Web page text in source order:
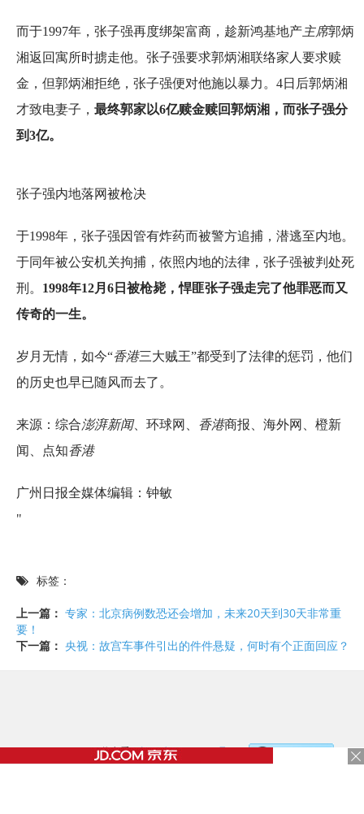
而于1997年，张子强再度绑架富商，趁新鸿基地产主席郭炳
湘返回寓所时掳走他。张子强要求郭炳湘联络家人要求赎
金，但郭炳湘拒绝，张子强便对他施以暴力。4日后郭炳湘
才致电妻子， 最终郭家以6亿赎金赎回郭炳湘，而张子强分
到3亿。
张子强内地落网被枪决
于1998年，张子强因管有炸药而被警方追捕，潜逃至内地。
于同年被公安机关拘捕，依照内地的法律，张子强被判处死
刑。 1998年12月6日被枪毙，悍匪张子强走完了他罪恶而又
传奇的一生。
岁月无情，如今“香港三大贼王”都受到了法律的惩罚，他们
的历史也早已随风而去了。
来源：综合澎湃新闻、环球网、 香港商报、海外网、橙新
闻、点知香港
广州日报全媒体编辑：钟敏
"
标签：
上一篇： 专家：北京病例数恐还会增加，未来20天到30天非常重
要！
下一篇： 央视：故宫车事件引出的件件悬疑，何时有个正面回应？
©2017 - 2020 / 信息看 /粤ICP备17153186号-2，